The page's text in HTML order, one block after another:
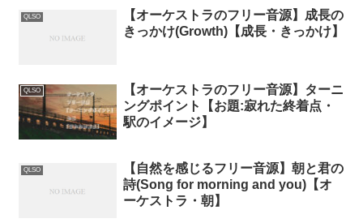
QLSO
【オーケストラのフリー音源】成長の
きっかけ(Growth)【成長・きっかけ】
QLSO
【オーケストラのフリー音源】ターニ
ングポイント【お題:寂れた終着点・
駅のイメージ】
QLSO
【自然を感じるフリー音源】朝と君の
詩(Song for morning and you)【オ
ーケストラ・朝】